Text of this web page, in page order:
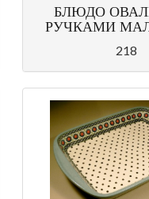
БЛЮДО
РУЧКАМИ
218